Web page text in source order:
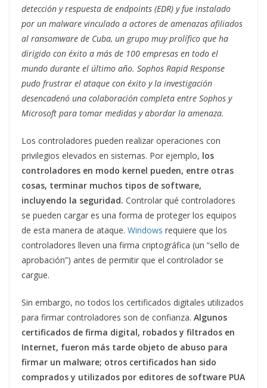
detección y respuesta de endpoints (EDR) y fue instalado
por un malware vinculado a actores de amenazas afiliados
al ransomware de Cuba, un grupo muy prolífico que ha
dirigido con éxito a más de 100 empresas en todo el
mundo durante el último año. Sophos Rapid Response
pudo frustrar el ataque con éxito y la investigación
desencadenó una colaboración completa entre Sophos y
Microsoft para tomar medidas y abordar la amenaza.
Los controladores pueden realizar operaciones con
privilegios elevados en sistemas. Por ejemplo, los
controladores en modo kernel pueden, entre otras
cosas, terminar muchos tipos de software,
incluyendo la seguridad. Controlar qué controladores
se pueden cargar es una forma de proteger los equipos
de esta manera de ataque. Windows requiere que los
controladores lleven una firma criptográfica (un “sello de
aprobación”) antes de permitir que el controlador se
cargue.
Sin embargo, no todos los certificados digitales utilizados
para firmar controladores son de confianza. Algunos
certificados de firma digital, robados y filtrados en
Internet, fueron más tarde objeto de abuso para
firmar un malware; otros certificados han sido
comprados y utilizados por editores de software PUA